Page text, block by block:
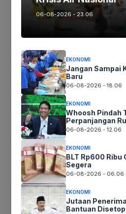
Terima Kasih
Ikutikami :
Tinggalkan komentar
Komentar
06-08-2026 - 23.06
EKONOMI
Jangan Sampai
Baru
06-08-2026 - 18.06
EKONOMI
Whoosh Pindah
Perpanjangan
06-08-2026 - 12.06
EKONOMI
BLT Rp600 Ribu
Segera
06-08-2026 - 06.06
EKONOMI
Jutaan
Bantuan Disetop